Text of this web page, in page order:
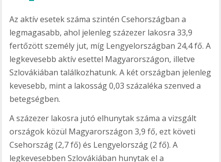
Az aktív esetek száma szintén Csehországban a
legmagasabb, ahol jelenleg százezer lakosra 33,9
fertőzött személy jut, míg Lengyelországban 24,4 fő. A
legkevesebb aktív esettel Magyarországon, illetve
Szlovákiában találkozhatunk. A két országban jelenleg
kevesebb, mint a lakosság 0,03 százaléka szenved a
betegségben.
A százezer lakosra jutó elhunytak száma a vizsgált
országok közül Magyarországon 3,9 fő, ezt követi
Csehország (2,7 fő) és Lengyelország (2 fő). A
legkevesebben Szlovákiában hunytak el a